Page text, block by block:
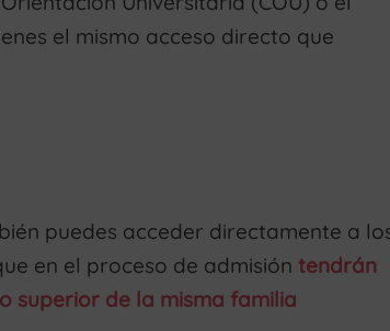
el mismo acceso directo que
puedes acceder directamente a
en el proceso de admisión tendrán
superior de la misma familia